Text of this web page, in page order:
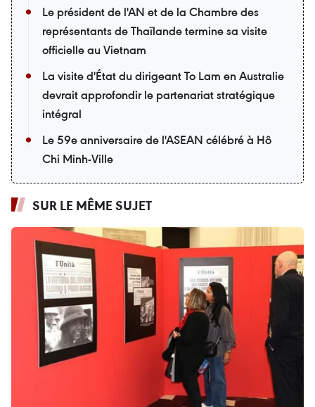
Le président de l'AN et de la Chambre des
représentants de Thaïlande termine sa visite
officielle au Vietnam
La visite d'État du dirigeant To Lam en Australie
devrait approfondir le partenariat stratégique
intégral
Le 59e anniversaire de l'ASEAN célébré à Hô
Chi Minh-Ville
SUR LE MÊME SUJET